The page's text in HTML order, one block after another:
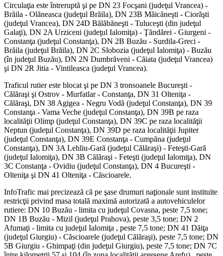
Circulaţia este întreruptă şi pe DN 23 Focşani (judeţul Vrancea) -
Brăila - Olăneasca (judeţul Brăila), DN 23B Măicăneşti - Ciorăşti
(judeţul Vrancea), DN 24D Bălăbăneşti - Tuluceşti (din judeţul
Galaţi), DN 2A Urziceni (judeţul Ialomiţa) - Ţăndărei - Giurgeni -
Constanţa (judeţul Constanţa), DN 2B Buzău - Surdila-Greci -
Brăila (judeţul Brăila), DN 2C Slobozia (judeţul Ialomiţa) - Buzău
(în judeţul Buzău), DN 2N Dumbrăveni - Căiata (judeţul Vrancea)
şi DN 2R Jitia - Vintileasca (judeţul Vrancea).
Traficul rutier este blocat şi pe DN 3 tronsoanele Bucureşti -
Călăraşi şi Ostrov - Murfatlar - Constanţa, DN 31 Olteniţa -
Călăraşi, DN 38 Agigea - Negru Vodă (judeţul Constanţa), DN 39
Constanţa - Vama Veche (judeţul Constanţa), DN 39B pe raza
localităţii Olimp (judeţul Constanţa), DN 39C pe raza localităţii
Neptun (judeţul Constanţa), DN 39D pe raza localităţii Jupiter
(judeţul Constanţa), DN 39E Constanţa - Cumpăna (judeţul
Constanţa), DN 3A Lehliu-Gară (judeţul Călăraşi) - Feteşti-Gară
(judeţul Ialomiţa), DN 3B Călăraşi - Feteşti (judeţul Ialomiţa), DN
3C Constanţa - Ovidiu (judeţul Constanţa), DN 4 Bucureşti -
Olteniţa şi DN 41 Olteniţa - Căscioarele.
InfoTrafic mai precizează că pe şase drumuri naţionale sunt instituite
restricţii privind masa totală maximă autorizată a autovehiculelor
rutiere: DN 10 Buzău - limita cu judeţul Covasna, peste 7,5 tone;
DN 1B Buzău - Mizil (judeţul Prahova), peste 3,5 tone; DN 2
Afumaţi - limita cu judeţul Ialomiţa , peste 7,5 tone; DN 41 Dăiţa
(judeţul Giurgiu) - Căscioarele (judeţul Călăraşi), peste 7,5 tone; DN
5B Giurgiu - Ghimpaţi (din judeţul Giurgiu), peste 7,5 tone; DN 7C